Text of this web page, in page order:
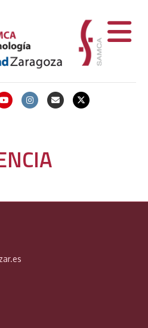
YoutubeInstagramEmail X-twitter